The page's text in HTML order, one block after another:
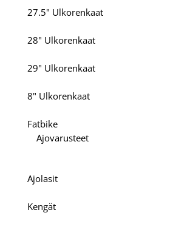
27.5" Ulkorenkaat
28" Ulkorenkaat
29" Ulkorenkaat
8" Ulkorenkaat
Fatbike
Ajovarusteet
Ajolasit
Kengät